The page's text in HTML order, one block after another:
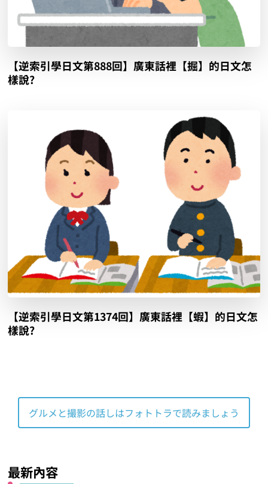
【逆索引學日文第888回】廣東話裡【掘】的日文怎
樣說?
【逆索引學日文第1374回】廣東話裡【蝦】的日文怎
樣說?
グルメと撮影の話しはフォトトラで読みましょう
最新內容